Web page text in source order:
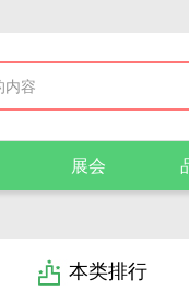
展会
本类排行